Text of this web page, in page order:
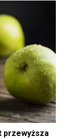
przewyższa